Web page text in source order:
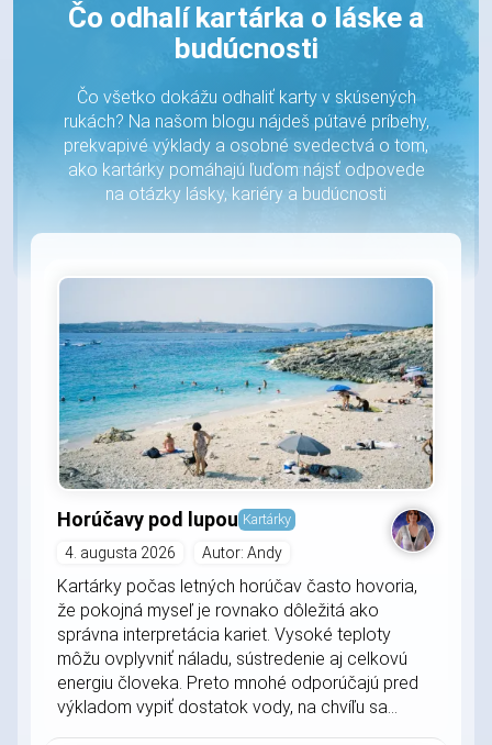
Čo odhalí kartárka o láske a
budúcnosti
Čo všetko dokážu odhaliť karty v skúsených
rukách? Na našom blogu nájdeš pútavé príbehy,
prekvapivé výklady a osobné svedectvá o tom,
ako kartárky pomáhajú ľuďom nájsť odpovede
na otázky lásky, kariéry a budúcnosti
Horúčavy pod lupou Kartárky
4. augusta 2026 Autor: Andy
Kartárky počas letných horúčav často hovoria,
že pokojná myseľ je rovnako dôležitá ako
správna interpretácia kariet. Vysoké teploty
môžu ovplyvniť náladu, sústredenie aj celkovú
energiu človeka. Preto mnohé odporúčajú pred
výkladom vypiť dostatok vody, na chvíľu sa...